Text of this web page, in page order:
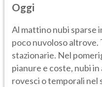
Oggi
Al mattino nubi sparse
poco nuvoloso altrove.
stazionarie. Nel
pianure e coste, nubi
rovesci o temporali nel